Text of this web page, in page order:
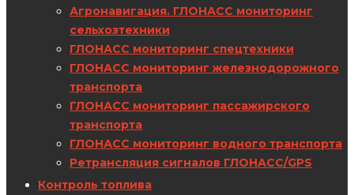
Агронавигация. ГЛОНАСС мониторинг
сельхозтехники
ГЛОНАСС мониторинг спецтехники
ГЛОНАСС мониторинг железнодорожного
транспорта
ГЛОНАСС мониторинг пассажирского
транспорта
ГЛОНАСС мониторинг водного транспорта
Ретрансляция сигналов ГЛОНАСС/GPS
Контроль топлива